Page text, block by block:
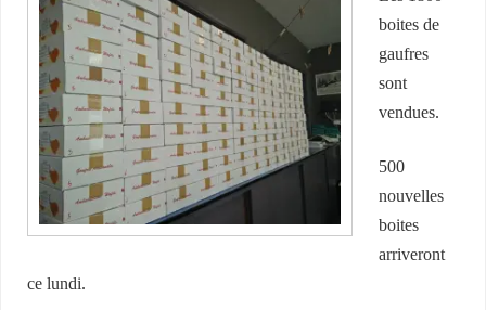
boites de
gaufres
sont
vendues.
500
nouvelles
boites
arriveront
ce lundi.